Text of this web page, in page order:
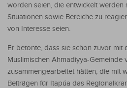
worden seien, die entwickelt werden
Situationen sowie Bereiche zu
von Interesse seien.
Er betonte, dass sie schon zuvor mit
Muslimischen Ahmadiyya-Gemeinde
zusammengearbeitet hätten, die mit
Beiträgen für Itapúa das